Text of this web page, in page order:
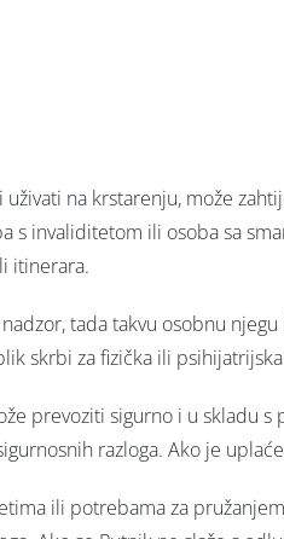
na krstarenju, može
invaliditetom ili osoba sa
itinerara.
tada takvu osobnu
skrbi za fizička ili
prevoziti sigurno i u skladu
razloga. Ako je
ili potrebama za